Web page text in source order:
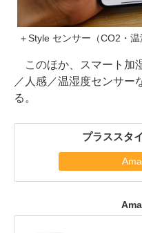
＋Style センサー（CO2・温
このほか、スマート加
／人感／温湿度センサー
る。
プラススタ